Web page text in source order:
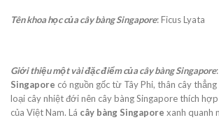
Tên khoa học của cây bàng Singapore: Ficus Lyata
Giới thiệu một vài đặc điểm của cây bàng Singapore:
Singapore có nguồn gốc từ Tây Phi, thân cây
loại cây nhiệt đới nên cây bàng Singapore thích
của Việt Nam. Lá cây bàng Singapore xanh quanh